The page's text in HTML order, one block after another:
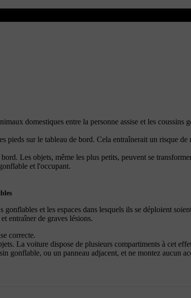
domestiques entre la personne assise et les coussins
pieds sur le tableau de bord. Cela entraînerait un risque de
Les objets, même les plus petits, peuvent se
et l'occupant.
et les espaces dans lesquels ils se déploient
entraîner de graves lésions.
correcte.
La voiture dispose de plusieurs compartiments à cet
gonflable, ou un panneau adjacent, et ne montez aucun